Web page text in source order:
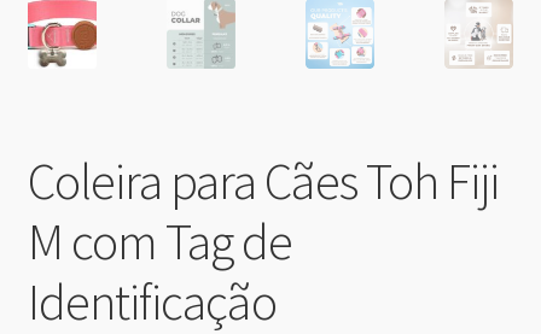
Coleira para Cães Toh Fiji
M com Tag de
Identificação